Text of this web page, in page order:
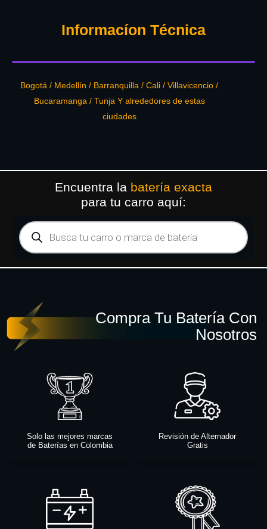
Informacíon Técnica
Bogotá / Medellín / Barranquilla / Cali / Villavicencio /
Bucaramanga / Tunja Y alrededores de estas
ciudades
Encuentra la batería exacta
para tu carro aquí:
Compra Tu Batería Con
Nosotros
Solo las mejores marcas
de Baterías en Colombia
Revisión de Alternador
Gratis